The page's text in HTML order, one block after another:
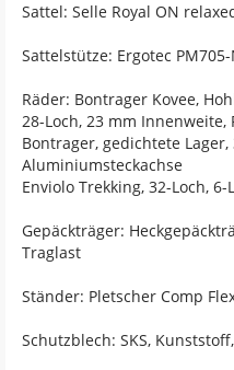
Sattel: Selle Royal ON
Sattelstütze: Ergotec
Räder: Bontrager Kovee,
28-Loch, 23 mm Innenweite,
Bontrager, gedichtete Lager,
Aluminiumsteckachse
Enviolo Trekking, 32-Loch,
Gepäckträger:
Traglast
Ständer: Pletscher Comp
Schutzblech: SKS,